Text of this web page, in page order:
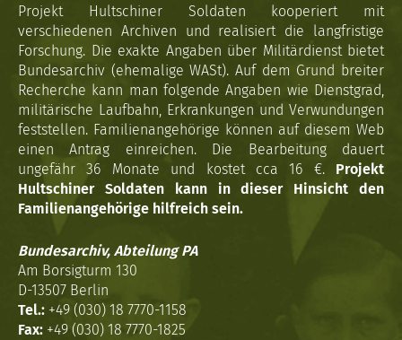
Projekt Hultschiner Soldaten kooperiert mit
verschiedenen Archiven und realisiert die langfristige
Forschung. Die exakte Angaben über Militärdienst bietet
Bundesarchiv (ehemalige WASt). Auf dem Grund breiter
Recherche kann man folgende Angaben wie Dienstgrad,
militärische Laufbahn, Erkrankungen und Verwundungen
feststellen. Familienangehörige können auf diesem Web
einen Antrag einreichen. Die Bearbeitung dauert
ungefähr 36 Monate und kostet cca 16 €. Projekt
Hultschiner Soldaten kann in dieser Hinsicht den
Familienangehörige hilfreich sein.
Bundesarchiv, Abteilung PA
Am Borsigturm 130
D-13507 Berlin
Tel.: +49 (030) 18 7770-1158
Fax: +49 (030) 18 7770-1825